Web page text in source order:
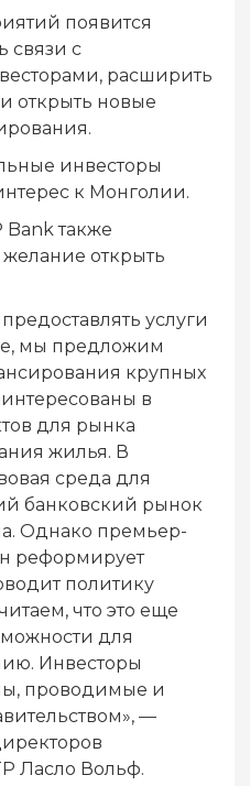
появится
связи с
расширить
открыть новые
инвесторы
к Монголии.
Bank также
открыть
услуги
мы предложим
крупных
в
для рынка
жилья. В
среда для
банковский рынок
Однако премьер-
реформирует
политику
что это еще
для
Инвесторы
проводимые и
—
Ласло Вольф.